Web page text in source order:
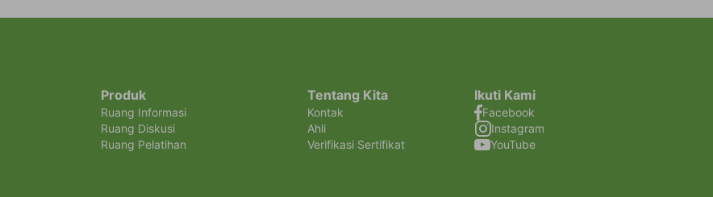
Produk
Ruang Informasi
Ruang Diskusi
Ruang Pelatihan
Tentang Kita
Kontak
Ahli
Verifikasi Sertifikat
Ikuti Kami
Facebook
Instagram
YouTube